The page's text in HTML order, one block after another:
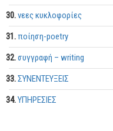
νεες κυκλοφορίες
ποίηση-poetry
συγγραφή – writing
ΣΥΝΕΝΤΕΥΞΕΙΣ
ΥΠΗΡΕΣΙΕΣ